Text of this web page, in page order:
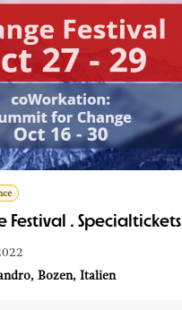
Festival . Specialtickets
, Bozen, Italien